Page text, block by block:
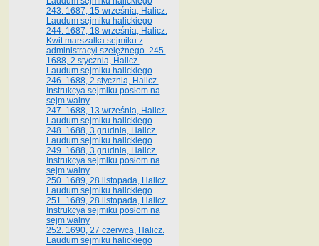
243. 1687, 15 września, Halicz.
Laudum sejmiku halickiego
244. 1687, 18 września, Halicz.
Kwit marszałka sejmiku z
administracyi szelężnego. 245.
1688, 2 stycznia, Halicz.
Laudum sejmiku halickiego
246. 1688, 2 stycznia, Halicz.
Instrukcya sejmiku posłom na
sejm walny
247. 1688, 13 września, Halicz.
Laudum sejmiku halickiego
248. 1688, 3 grudnia, Halicz.
Laudum sejmiku halickiego
249. 1688, 3 grudnia, Halicz.
Instrukcya sejmiku posłom na
sejm walny
250. 1689, 28 listopada, Halicz.
Laudum sejmiku halickiego
251. 1689, 28 listopada, Halicz.
Instrukcya sejmiku posłom na
sejm walny
252. 1690, 27 czerwca, Halicz.
Laudum sejmiku halickiego